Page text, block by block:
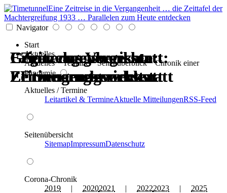
Eine Zeitreise in die Vergangenheit … die Zeittafel der
Machtergreifung 1933 … Parallelen zum Heute entdecken
Navigator
Start
Aktuelles
Aktuelles * Termine * Seitenüberblick * Chronik einer
Pandemie
Aktuelles / Termine
Leitartikel & TermineAktuelle MitteilungenRSS-Feed
Seitenübersicht
SitemapImpressumDatenschutz
Corona-Chronik
2019 | 20202021 | 20222023 | 2025
Erinnerungswerkstatt:
Zeitzeugen berichten
Zeitzeugenberichte:
Erinnerungswerkstatt
Gegen das Vergessen:
Erinnerungswerkstatt
Erinnerungswerkstatt:
Zeitzeugen berichten
Zeitzeugenberichte:
Erinnerungswerkstatt
Gegen das Vergessen:
Erinnerungswerkstatt